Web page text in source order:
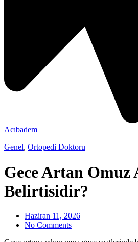
Acıbadem
Genel, Ortopedi Doktoru
Gece Artan Omuz
Belirtisidir?
Haziran 11, 2026
No Comments